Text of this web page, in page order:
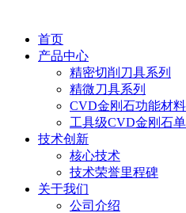
首页
产品中心
精密切削刀具系列
精微刀具系列
CVD金刚石功能材
工具级CVD金刚石
技术创新
核心技术
技术荣誉里程碑
关于我们
公司介绍